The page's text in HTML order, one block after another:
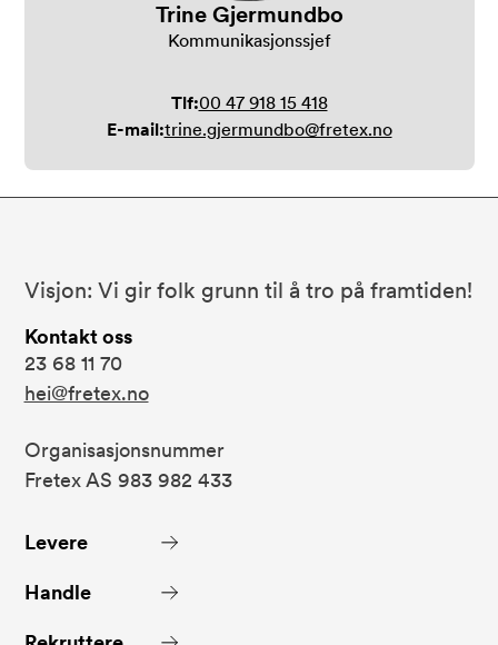
Trine Gjermundbo
Kommunikasjonssjef
Tlf:00 47 918 15 418
E-mail:trine.gjermundbo@fretex.no
Bunnområde
Fretex
Visjon: Vi gir folk grunn til å tro på framtiden!
Kontakt oss
23 68 11 70
hei@fretex.no
Organisasjonsnummer
Fretex AS 983 982 433
Levere
Handle